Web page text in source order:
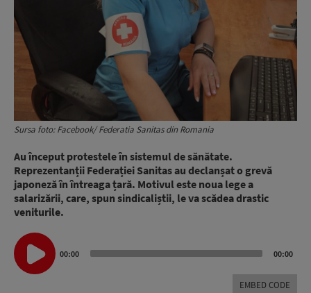
Sursa foto: Facebook/ Federatia Sanitas din Romania
Au început protestele în sistemul de sănătate.
Reprezentanții Federației Sanitas au declanșat o grevă
japoneză în întreaga țară. Motivul este noua lege a
salarizării, care, spun sindicaliștii, le va scădea drastic
veniturile.
Audio
Player
00:00 00:00
EMBED CODE